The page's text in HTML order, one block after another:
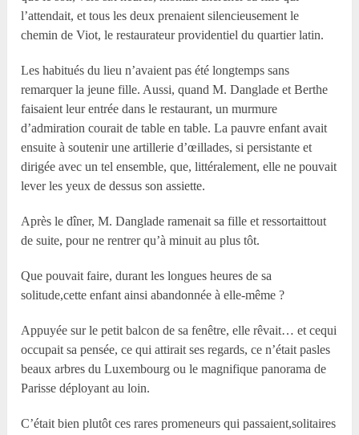
l’attendait, et tous les deux prenaient silencieusement le
chemin de Viot, le restaurateur providentiel du quartier latin.
Les habitués du lieu n’avaient pas été longtemps sans
remarquer la jeune fille. Aussi, quand M. Danglade et Berthe
faisaient leur entrée dans le restaurant, un murmure
d’admiration courait de table en table. La pauvre enfant avait
ensuite à soutenir une artillerie d’œillades, si persistante et
dirigée avec un tel ensemble, que, littéralement, elle ne pouvait
lever les yeux de dessus son assiette.
Après le dîner, M. Danglade ramenait sa fille et ressortaittout
de suite, pour ne rentrer qu’à minuit au plus tôt.
Que pouvait faire, durant les longues heures de sa
solitude,cette enfant ainsi abandonnée à elle-même ?
Appuyée sur le petit balcon de sa fenêtre, elle rêvait… et cequi
occupait sa pensée, ce qui attirait ses regards, ce n’était pasles
beaux arbres du Luxembourg ou le magnifique panorama de
Parisse déployant au loin.
C’était bien plutôt ces rares promeneurs qui passaient,solitaires